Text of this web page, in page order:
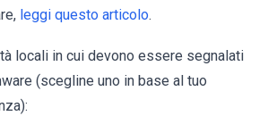
leggi questo articolo.
locali in cui devono essere segnalati
(scegline uno in base al tuo